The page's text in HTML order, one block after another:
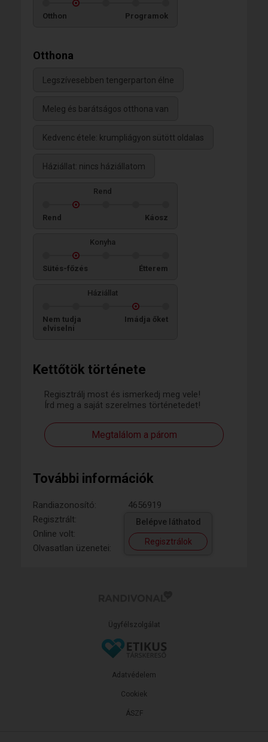
Kettőtök története
Regisztrálj most és ismerkedj meg vele!
Írd meg a saját szerelmes történetedet!
Megtalálom a párom
További információk
Randiazonosító:
4656919
Regisztrált:
Online volt:
Olvasatlan üzenetei:
Belépve láthatod
Regisztrálok
Otthon Programok
Otthona
Legszívesebben tengerparton élne
Meleg és barátságos otthona van
Kedvenc étele: krumpliágyon sütött oldalas
Háziállat: nincs háziállatom
Rend
Rend Káosz
Konyha
Sütés-főzés Étterem
Háziállat
Nem tudja
elviselni
Imádja őket
Ügyfélszolgálat
ÁSZF
Adatvédelem
Cookiek